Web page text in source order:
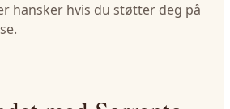
hansker hvis du støtter deg på